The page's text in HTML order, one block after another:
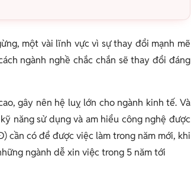
một vài lĩnh vực vì sự thay đổi mạnh mẽ
ngành nghề chắc chắn sẽ thay đổi đáng
gây nên hệ luỵ lớn cho ngành kinh tế. Và
năng sử dụng và am hiểu công nghệ được
cần có để được việc làm trong năm mới, khi
ngành dễ xin việc trong 5 năm tới